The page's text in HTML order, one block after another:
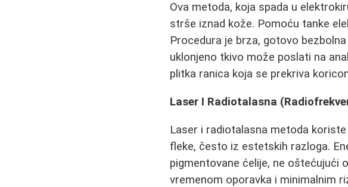
Ova metoda, koja spada u
strše iznad kože. Pomoću tanke
Procedura je brza, gotovo
uklonjeno tkivo može poslati na
plitka ranica koja se prekriva
Laser I Radiotalasna
Laser i radiotalasna metoda
fleke, često iz estetskih razloga.
pigmentovane ćelije, ne oštećujući
vremenom oporavka i minimalnim